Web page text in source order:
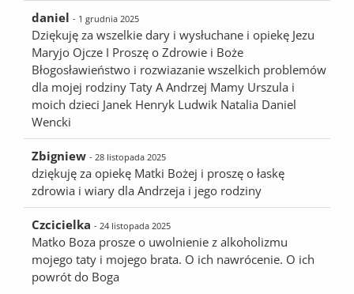
daniel - 1 grudnia 2025
Dziękuję za wszelkie dary i wysłuchane i opiekę Jezu
Maryjo Ojcze I Proszę o Zdrowie i Boże
Błogosławieństwo i rozwiazanie wszelkich problemów
dla mojej rodziny Taty A Andrzej Mamy Urszula i
moich dzieci Janek Henryk Ludwik Natalia Daniel
Wencki
Zbigniew - 28 listopada 2025
dziękuję za opiekę Matki Bożej i proszę o łaskę
zdrowia i wiary dla Andrzeja i jego rodziny
Czcicielka - 24 listopada 2025
Matko Boza prosze o uwolnienie z alkoholizmu
mojego taty i mojego brata. O ich nawrócenie. O ich
powrót do Boga